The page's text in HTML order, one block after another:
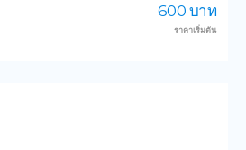
600 บาท
ราคาเริ่มต้น